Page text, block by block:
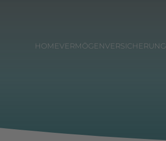
HOMEVERMÖGENVERSICHERUNG